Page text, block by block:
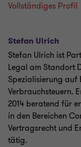
Vollständiges Profil
Stefan Ulrich
Stefan Ulrich ist
Legal am Standort
Spezialisierung auf
Verbrauchsteuern.
2014 beratend für
in den Bereichen
Vertragsrecht und
tätig.